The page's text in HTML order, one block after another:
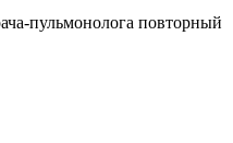
пульмонолога повторный